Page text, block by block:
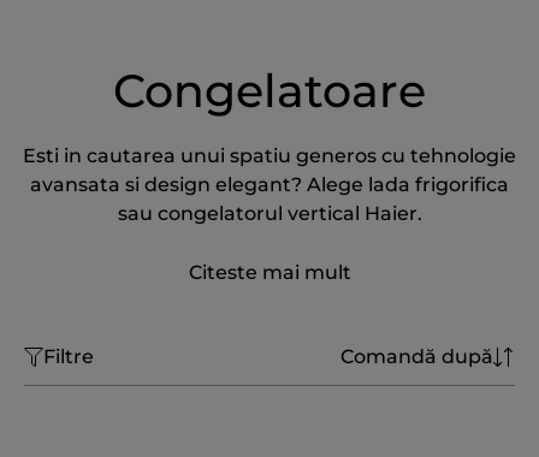
Congelatoare
Esti in cautarea unui spatiu generos cu tehnologie
avansata si design elegant? Alege lada frigorifica
sau congelatorul vertical Haier.
Citeste mai mult
Filtre Comandă după